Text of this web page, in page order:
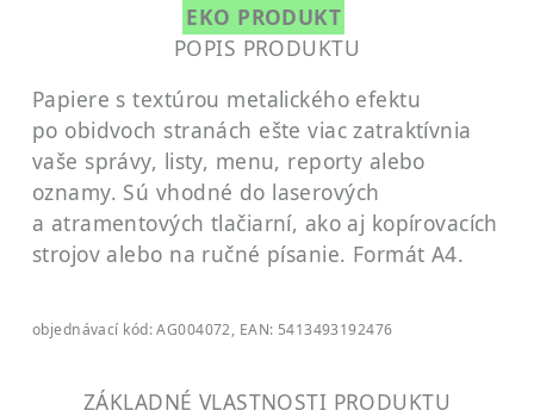
EKO PRODUKT
POPIS PRODUKTU
Papiere s textúrou metalického efektu
po obidvoch stranách ešte viac zatraktívnia
vaše správy, listy, menu, reporty alebo
oznamy. Sú vhodné do laserových
a atramentových tlačiarní, ako aj kopírovacích
strojov alebo na ručné písanie. Formát A4.
objednávací kód: AG004072, EAN: 5413493192476
ZÁKLADNÉ VLASTNOSTI PRODUKTU